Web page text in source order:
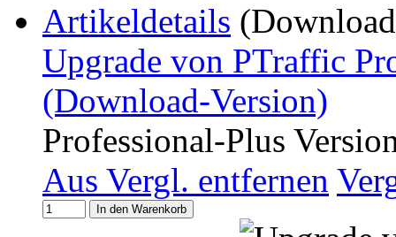
Artikeldetails
Upgrade von PTraffic
(Download-Version)
Professional-Plus
Aus Vergl. entfernen
In den Warenkorb